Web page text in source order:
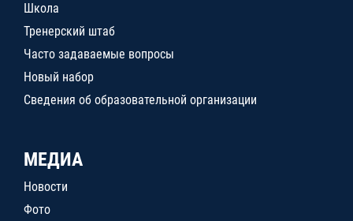
Школа
Тренерский штаб
Часто задаваемые вопросы
Новый набор
Сведения об образовательной организации
МЕДИА
Новости
Фото